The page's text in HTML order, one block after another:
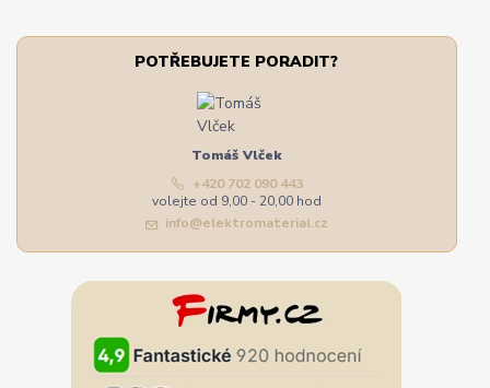
POTŘEBUJETE PORADIT?
Tomáš Vlček
+420 702 090 443
volejte od 9,00 - 20,00 hod
info@elektromaterial.cz